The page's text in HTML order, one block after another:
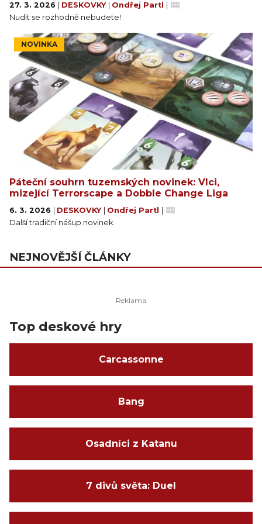
za převahu v měsících (které jsou na některých
kartách vlků).
Mezi koly získává vítěz navíc kartu vlka samotáře,
zatímco poražený dostane kartu schopnosti vůdce,
která mu může v dalších kolech poskytnout
výraznou strategickou výhodu.
První hráč, který zvítězí ve dvou kolech, se stává
vítězem celé hry.
27. 3. 2026 DESKOVKY Ondřej Partl
Nudit se rozhodně nebudete!
NOVINKA
Páteční souhrn tuzemských novinek: Vlci,
mizející Terrorscape a Dobble Change Liga
6. 3. 2026 DESKOVKY Ondřej Partl
Další tradiční nášup novinek.
NEJNOVĚJŠÍ ČLÁNKY
Top deskové hry
Carcassonne
Bang
Osadníci z Katanu
7 divů světa: Duel